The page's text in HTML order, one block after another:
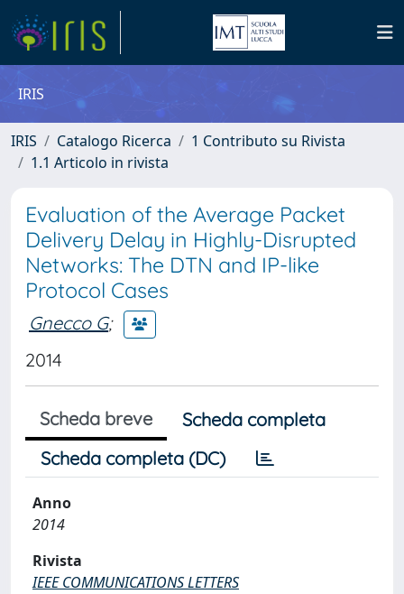
IRIS
IRIS Catalogo Ricerca
1 Contributo su Rivista
1.1 Articolo in rivista
Evaluation of the Average Packet
Delivery Delay in Highly-Disrupted
Networks: The DTN and IP-like
Protocol Cases
Gnecco G;
2014
Scheda breve
Scheda completa
Scheda completa (DC)
Anno
2014
Rivista
IEEE COMMUNICATIONS LETTERS